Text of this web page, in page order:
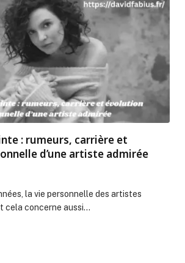
: rumeurs, carrière et
d’une artiste admirée
la vie personnelle des artistes
cela concerne aussi…